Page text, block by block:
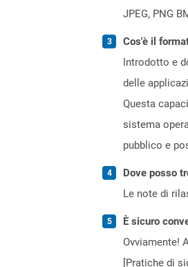
JPEG, PNG
Cos'è il
Introdotto e
delle
Questa
sistema
pubblico e
Dove posso
Le note di
È sicuro
Ovviamente!
[Pratiche di